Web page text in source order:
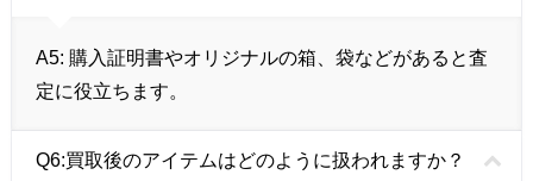
A5: 購入証明書やオリジナルの箱、袋などがあると査
定に役立ちます。
Q6:買取後のアイテムはどのように扱われますか？